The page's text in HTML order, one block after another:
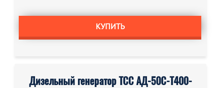
КУПИТЬ
Дизельный генератор ТСС АД-50С-Т400-